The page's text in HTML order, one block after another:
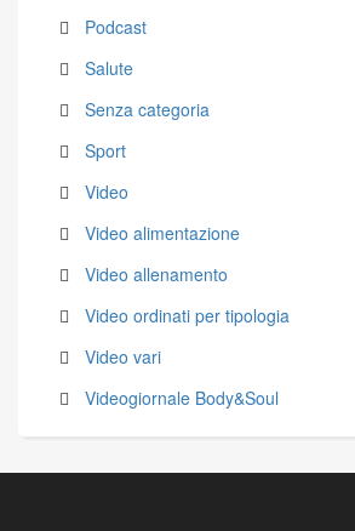
Podcast
Salute
Senza categoria
Sport
Video
Video alimentazione
Video allenamento
Video ordinati per tipologia
Video vari
Videogiornale Body&Soul